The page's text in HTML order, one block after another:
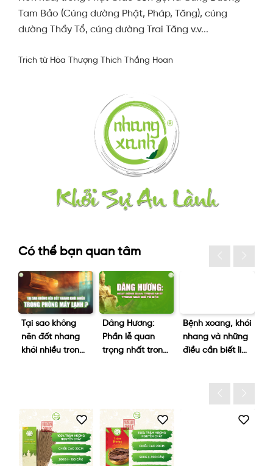
Tam Bảo (Cúng dường Phật, Pháp, Tăng), cúng
dường Thầy Tổ, cúng dường Trai Tăng v.v...
Trích từ Hòa Thượng Thích Thắng Hoan
Có thể bạn quan tâm
Tại sao không
nên đốt nhang
khói nhiều trong
Dâng Hương:
Phần lễ quan
trọng nhất trong
Bệnh xoang, khói
nhang và những
điều cần biết liên